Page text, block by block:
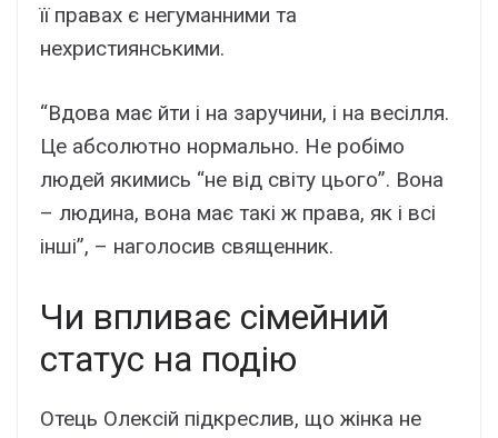
її правах є негуманними та
нехристиянськими.
“Вдова має йти і на заручини, і на весілля.
Це абсолютно нормально. Не робімо
людей якимись “не від світу цього”. Вона
– людина, вона має такі ж права, як і всі
інші”, – наголосив священник.
Чи впливає сімейний
статус на подію
Отець Олексій підкреслив, що жінка не